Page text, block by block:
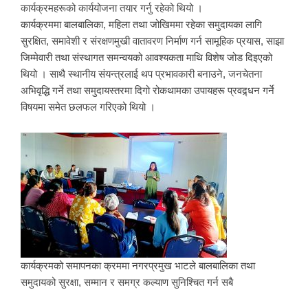
कार्यक्रमहरूको कार्ययोजना तयार गर्नु रहेको थियो ।
कार्यक्रममा बालबालिका, महिला तथा जोखिममा रहेका समुदायका लागि
सुरक्षित, समावेशी र संरक्षणमुखी वातावरण निर्माण गर्न सामूहिक प्रयास, साझा
जिम्मेवारी तथा संस्थागत समन्वयको आवश्यकता माथि विशेष जोड दिइएको
थियो । साथै स्थानीय संयन्त्रलाई थप प्रभावकारी बनाउने, जनचेतना
अभिवृद्धि गर्ने तथा समुदायस्तरमा दिगो रोकथामका उपायहरू प्रवद्र्धन गर्ने
विषयमा समेत छलफल गरिएको थियो ।
कार्यक्रमको समापनका क्रममा नगरप्रमुख भाटले बालबालिका तथा
समुदायको सुरक्षा, सम्मान र समग्र कल्याण सुनिश्चित गर्न सबै